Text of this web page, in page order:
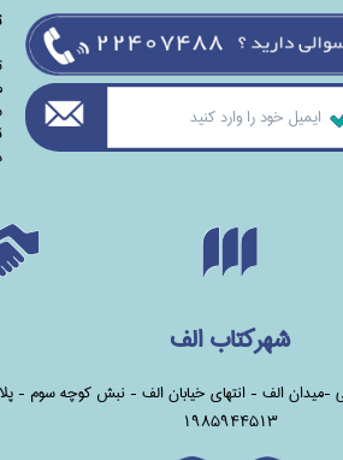
شهرکتاب الف
-میدان الف - انتهای خیابان الف - نبش کوچه سوم -
1985944513